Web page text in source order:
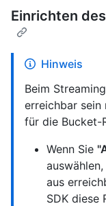
Einrichten
Hinweis
Beim
erreichbar sein
für die Bucket-
Wenn Sie
aus
SDK diese